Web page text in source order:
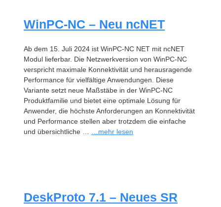
WinPC-NC – Neu ncNET
Ab dem 15. Juli 2024 ist WinPC-NC NET mit ncNET
Modul lieferbar. Die Netzwerkversion von WinPC-NC
verspricht maximale Konnektivität und herausragende
Performance für vielfältige Anwendungen. Diese
Variante setzt neue Maßstäbe in der WinPC-NC
Produktfamilie und bietet eine optimale Lösung für
Anwender, die höchste Anforderungen an Konnektivität
und Performance stellen aber trotzdem die einfache
und übersichtliche …
…mehr lesen
DeskProto 7.1 – Neues SR